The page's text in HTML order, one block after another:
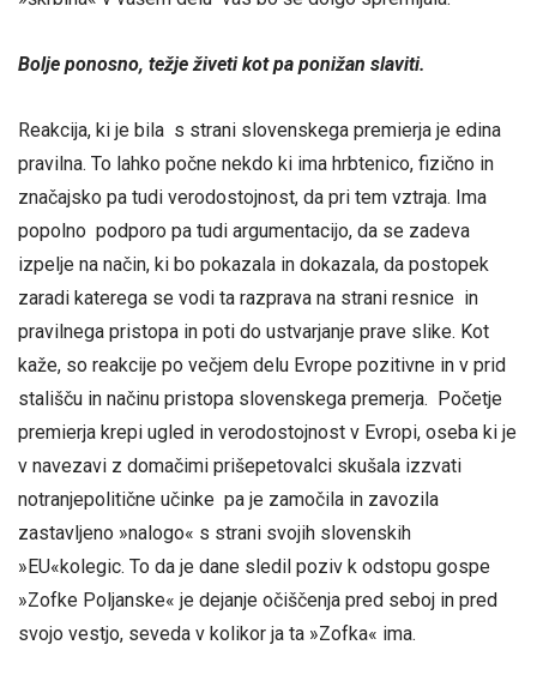
Bolje ponosno, težje živeti kot pa ponižan slaviti.
Reakcija, ki je bila s strani slovenskega premierja je edina
pravilna. To lahko počne nekdo ki ima hrbtenico, fizično in
značajsko pa tudi verodostojnost, da pri tem vztraja. Ima
popolno podporo pa tudi argumentacijo, da se zadeva
izpelje na način, ki bo pokazala in dokazala, da postopek
zaradi katerega se vodi ta razprava na strani resnice in
pravilnega pristopa in poti do ustvarjanje prave slike. Kot
kaže, so reakcije po večjem delu Evrope pozitivne in v prid
stališču in načinu pristopa slovenskega premerja. Početje
premierja krepi ugled in verodostojnost v Evropi, oseba ki je
v navezavi z domačimi prišepetovalci skušala izzvati
notranjepolitične učinke pa je zamočila in zavozila
zastavljeno »nalogo« s strani svojih slovenskih
»EU«kolegic. To da je dane sledil poziv k odstopu gospe
»Zofke Poljanske« je dejanje očiščenja pred seboj in pred
svojo vestjo, seveda v kolikor ja ta »Zofka« ima.